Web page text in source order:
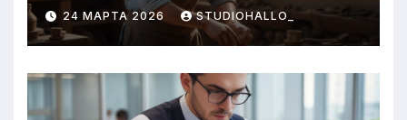
24 МАРТА 2026 STUDIOHALLO_